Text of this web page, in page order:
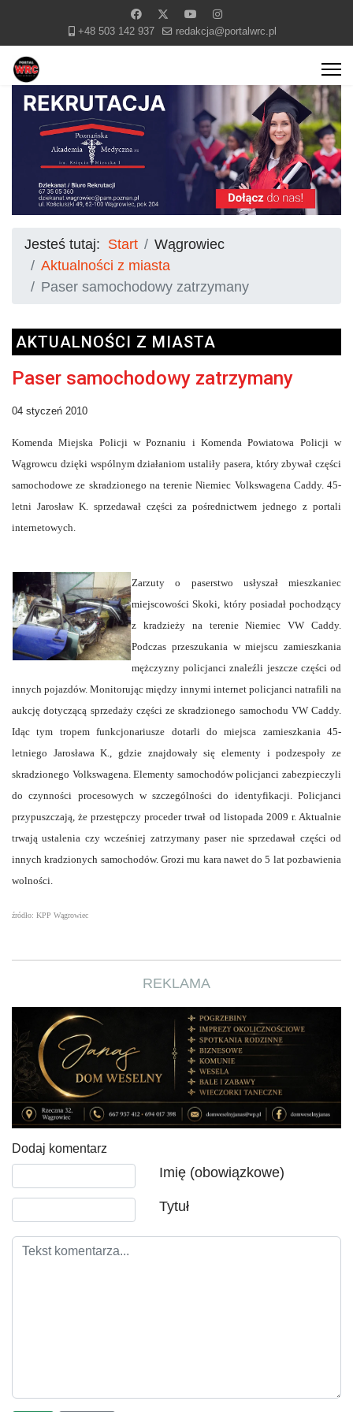
+48 503 142 937 redakcja@portalwrc.pl
Jesteś tutaj: Start
Wągrowiec
Aktualności z miasta
Paser samochodowy zatrzymany
AKTUALNOŚCI Z MIASTA
Paser samochodowy zatrzymany
04 styczeń 2010
Komenda Miejska Policji w Poznaniu i Komenda Powiatowa Policji w
Wągrowcu dzięki wspólnym działaniom ustaliły pasera, który zbywał części
samochodowe ze skradzionego na terenie Niemiec Volkswagena Caddy. 45-
letni Jarosław K. sprzedawał części za pośrednictwem jednego z portali
internetowych.
Zarzuty o paserstwo usłyszał mieszkaniec
miejscowości Skoki, który posiadał pochodzący
z kradzieży na terenie Niemiec VW Caddy.
Podczas przeszukania w miejscu zamieszkania
mężczyzny policjanci znaleźli jeszcze części od
innych pojazdów. Monitorując między innymi internet policjanci natrafili na
aukcję dotyczącą sprzedaży części ze skradzionego samochodu VW Caddy.
Idąc tym tropem funkcjonariusze dotarli do miejsca zamieszkania 45-
letniego Jarosława K., gdzie znajdowały się elementy i podzespoły ze
skradzionego Volkswagena. Elementy samochodów policjanci zabezpieczyli
do czynności procesowych w szczególności do identyfikacji. Policjanci
przypuszczają, że przestępczy proceder trwał od listopada 2009 r. Aktualnie
trwają ustalenia czy wcześniej zatrzymany paser nie sprzedawał części od
innych kradzionych samochodów. Grozi mu kara nawet do 5 lat pozbawienia
wolności.
źródło: KPP Wągrowiec
REKLAMA
Dodaj komentarz
Imię (obowiązkowe)
Tytuł
Tekst komentarza